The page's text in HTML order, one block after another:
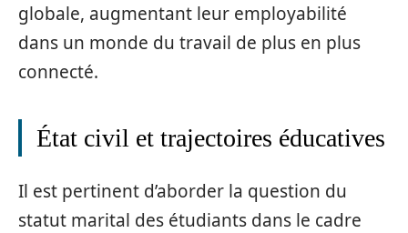
globale, augmentant leur employabilité
dans un monde du travail de plus en plus
connecté.
État civil et trajectoires éducatives
Il est pertinent d’aborder la question du
statut marital des étudiants dans le cadre